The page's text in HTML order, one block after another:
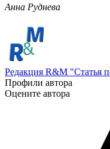
Анна Руднева
Редакция R&M "Статья
Профили автора
Оцените автора